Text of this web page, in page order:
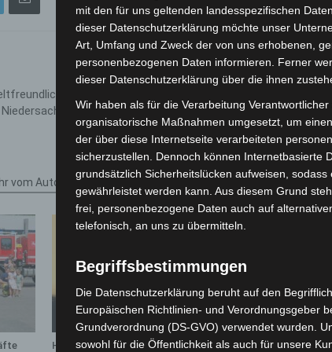
DB
und
vom Autor
Hannover: Erste Tigermücken-
Brand im „Haus
mit den für uns geltenden landesspezifischen
dieser Datenschutzerklärung möchte unser
Art, Umfang und Zweck der von uns erhobenen,
personenbezogenen Daten informieren. Ferner
dieser Datenschutzerklärung über die ihnen
Wir haben als für die Verarbeitung
organisatorische Maßnahmen umgesetzt, um
der über diese Internetseite verarbeiteten
sicherzustellen. Dennoch können Internetbasierte
grundsätzlich Sicherheitslücken aufweisen,
gewährleistet werden kann. Aus diesem Grund
frei, personenbezogene Daten auch auf
telefonisch, an uns zu übermitteln.
Begriffsbestimmungen
Die Datenschutzerklärung beruht auf den
Europäischen Richtlinien- und Verordnungsgeber
Grundverordnung (DS-GVO) verwendet wurden.
sowohl für die Öffentlichkeit als auch für unsere